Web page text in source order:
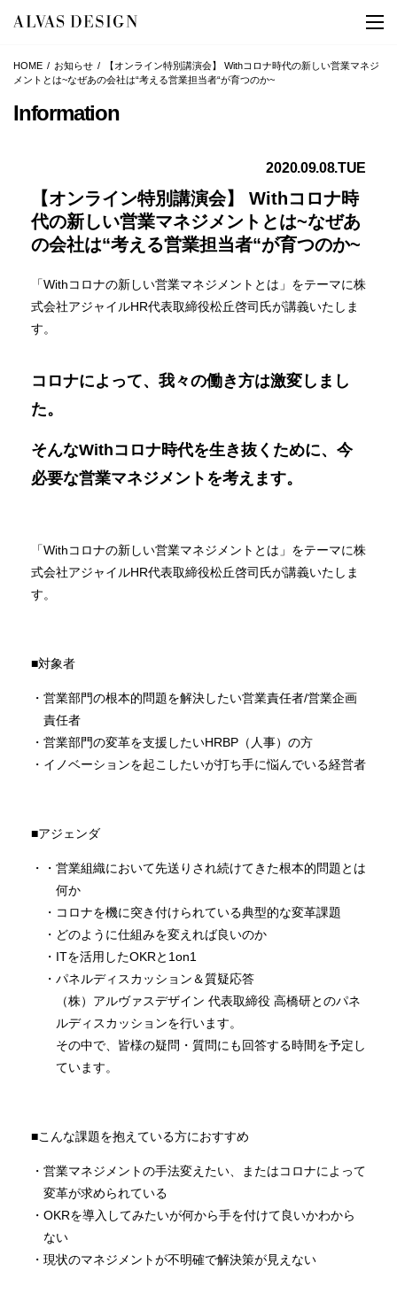
HOME お知らせ
【オンライン特別講演会】 Withコロナ時代の新しい営業マネジ
メントとは~なぜあの会社は“考える営業担当者“が育つのか~
Information
2020.09.08.TUE
【オンライン特別講演会】 Withコロナ時
代の新しい営業マネジメントとは~なぜあ
の会社は“考える営業担当者“が育つのか~
「Withコロナの新しい営業マネジメントとは」をテーマに株
式会社アジャイルHR代表取締役松丘啓司氏が講義いたしま
す。
コロナによって、我々の働き方は激変しまし
た。
そんなWithコロナ時代を生き抜くために、今
必要な営業マネジメントを考えます。
「Withコロナの新しい営業マネジメントとは」をテーマに株
式会社アジャイルHR代表取締役松丘啓司氏が講義いたしま
す。
■対象者
営業部門の根本的問題を解決したい営業責任者/営業企画
責任者
営業部門の変革を支援したいHRBP（人事）の方
イノベーションを起こしたいが打ち手に悩んでいる経営者
■アジェンダ
営業組織において先送りされ続けてきた根本的問題とは
何か
コロナを機に突き付けられている典型的な変革課題
どのように仕組みを変えれば良いのか
ITを活用したOKRと1on1
パネルディスカッション＆質疑応答
（株）アルヴァスデザイン 代表取締役 高橋研とのパネ
ルディスカッションを行います。
その中で、皆様の疑問・質問にも回答する時間を予定し
ています。
■こんな課題を抱えている方におすすめ
営業マネジメントの手法変えたい、またはコロナによって
変革が求められている
OKRを導入してみたいが何から手を付けて良いかわから
ない
現状のマネジメントが不明確で解決策が見えない